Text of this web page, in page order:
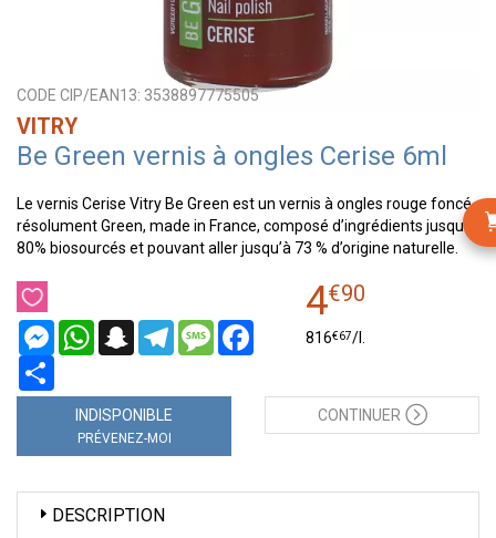
CODE CIP/EAN13: 3538897775505
VITRY
Be Green vernis à ongles Cerise 6ml
Le vernis Cerise Vitry Be Green est un vernis à ongles rouge foncé
résolument Green, made in France, composé d’ingrédients jusqu’à
80% biosourcés et pouvant aller jusqu’à 73 % d’origine naturelle.
MessengerWhatsAppSnapchatTelegramMessageFacebook
4€90
816€67/
INDISPONIBLE
PRÉVENEZ-MOI
CONTINUER
DESCRIPTION